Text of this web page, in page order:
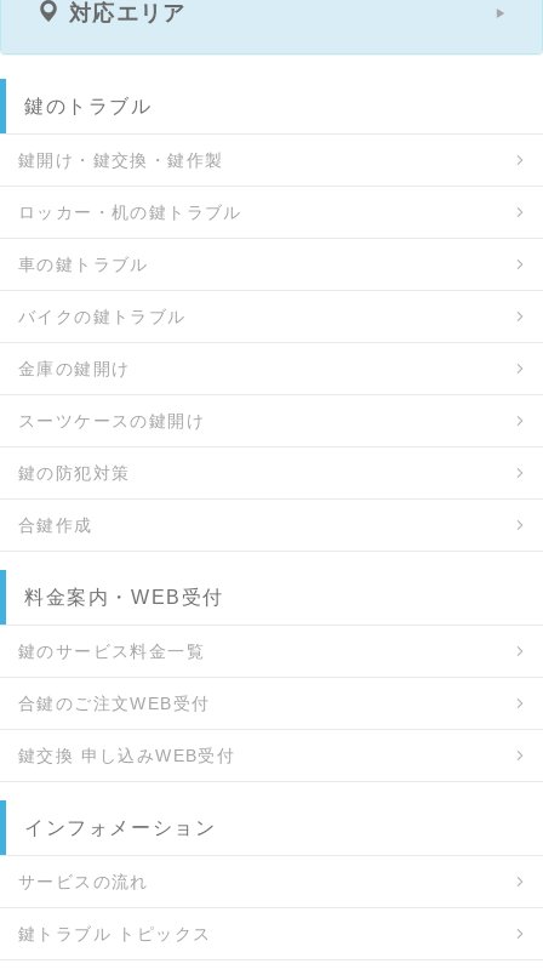
対応エリア
鍵のトラブル
鍵開け・鍵交換・鍵作製
ロッカー・机の鍵トラブル
車の鍵トラブル
バイクの鍵トラブル
金庫の鍵開け
スーツケースの鍵開け
鍵の防犯対策
合鍵作成
料金案内・WEB受付
鍵のサービス料金一覧
合鍵のご注文WEB受付
鍵交換 申し込みWEB受付
インフォメーション
サービスの流れ
鍵トラブル トピックス